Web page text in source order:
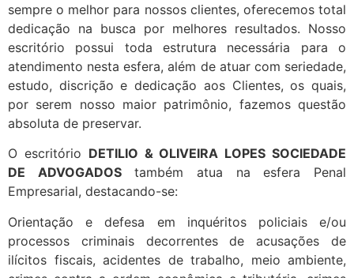
sempre o melhor para nossos clientes, oferecemos total
dedicação na busca por melhores resultados. Nosso
escritório possui toda estrutura necessária para o
atendimento nesta esfera, além de atuar com seriedade,
estudo, discrição e dedicação aos Clientes, os quais,
por serem nosso maior patrimônio, fazemos questão
absoluta de preservar.
O escritório DETILIO & OLIVEIRA LOPES SOCIEDADE
DE ADVOGADOStambém atua na esfera Penal
Empresarial, destacando-se:
Orientação e defesa em inquéritos policiais e/ou
processos criminais decorrentes de acusações de
ilícitos fiscais, acidentes de trabalho, meio ambiente,